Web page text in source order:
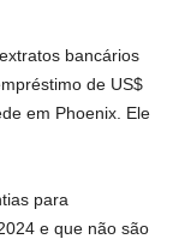
bancários
de US$
em Phoenix. Ele
para
e que não são